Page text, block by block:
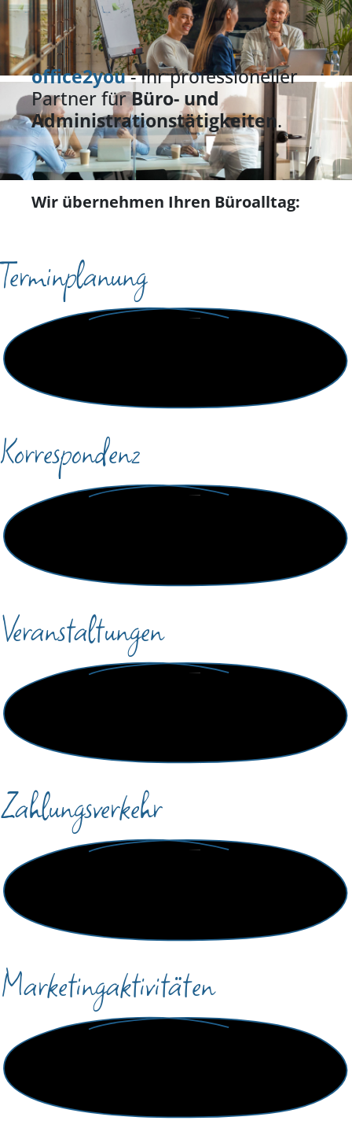
office2you- Ihr professioneller
Partner fürBüro- und
Administrationstätigkeiten.
Wir übernehmen Ihren Büroalltag:
Terminplanung
Korrespondenz
Veranstaltungen
Zahlungsverkehr
Marketingaktivitäten